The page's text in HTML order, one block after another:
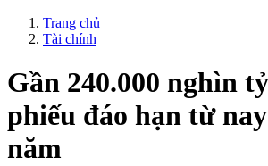
Trang chủ
Tài chính
Gần 240.000 nghìn
phiếu đáo hạn từ
năm